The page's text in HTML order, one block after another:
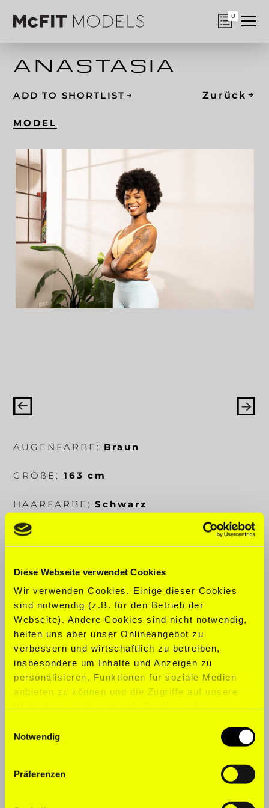
Diese Webseite verwendet Cookies
Wir verwenden Cookies. Einige dieser Cookies
sind notwendig (z.B. für den Betrieb der
Webseite). Andere Cookies sind nicht notwendig,
helfen uns aber unser Onlineangebot zu
verbessern und wirtschaftlich zu betreiben,
insbesondere um Inhalte und Anzeigen zu
personalisieren, Funktionen für soziale Medien
anbieten zu können und die Zugriffe auf unsere
Website an unsere Partner für soziale Medien,
Werbung und Analysen weiter. Unsere Partner
führen diese Informationen möglicherweise mit
weiteren Daten zusammen, die Sie ihnen
Notwendig
Präferenzen
0
ANASTASIA
ADD TO SHORTLIST → Zurück →
MODEL
AUGENFARBE: Braun
GRÖ ß E: 163 cm
HAARFARBE:Schwarz
KÖRPERMA
SCHUHGRÖßE:38
SPORTARTEN: Tanzen
SPRACHEN: Englisch, Deutsch,
Spanisch